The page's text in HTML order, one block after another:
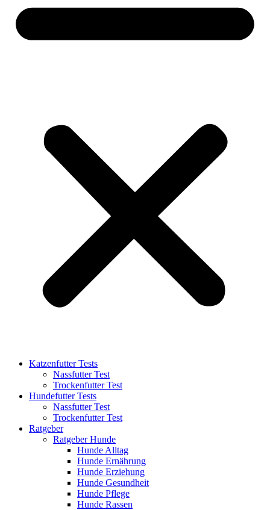
Katzenfutter Tests
Nassfutter Test
Trockenfutter Test
Hundefutter Tests
Nassfutter Test
Trockenfutter Test
Ratgeber
Ratgeber Hunde
Hunde Alltag
Hunde Ernährung
Hunde Erziehung
Hunde Gesundheit
Hunde Pflege
Hunde Rassen